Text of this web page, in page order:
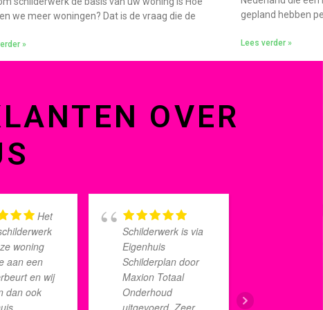
we meer woningen? Dat is de vraag die de
»
gepland hebben
Lees verder »
OVER
Het
woning
aan een
en wij
dan ook
Schilderwerk is via
Eigenhuis
Schilderplan door
Maxion Totaal
Onderhoud
uitgevoerd. Zeer